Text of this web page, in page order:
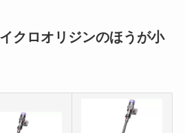
クロオリジンのほうが小